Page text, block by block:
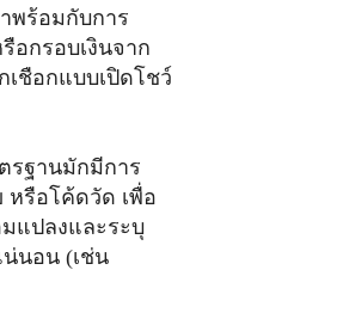
พร้อมกับการ
อกรอบเงินจาก
เชือกแบบเปิดโชว์
รฐานมักมีการ
หรือโค้ดวัด เพื่อ
แปลงและระบุ
นอน (เช่น